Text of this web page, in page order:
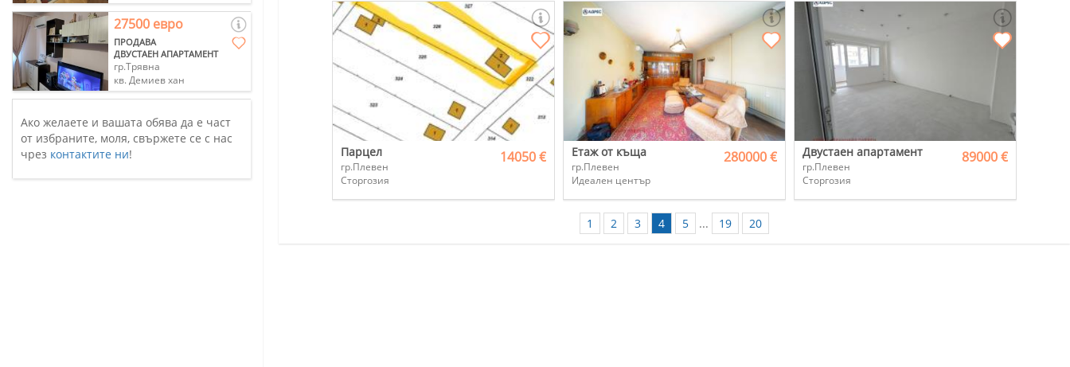
Парцел
гр.Плевен
Сторгозия
14050 € Етаж от къща
гр.Плевен
Идеален център
280000 € Двустаен апартамент
гр.Плевен
Сторгозия
89000 €
1 2 3 4 5 ... 19 20
27500 евро
ПРОДАВА
ДВУСТАЕН АПАРТАМЕНТ
гр.Трявна
кв. Демиев хан
Ако желаете и вашата обява да е част
от избраните, моля, свържете се с нас
чрез контактите ни!